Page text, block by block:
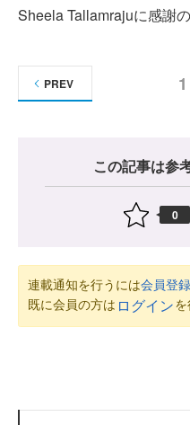
Sheela Tallamrajuに感謝
1
PREV
この記事は参
0
連載通知を行うには会員登
既に会員の方は ログイン